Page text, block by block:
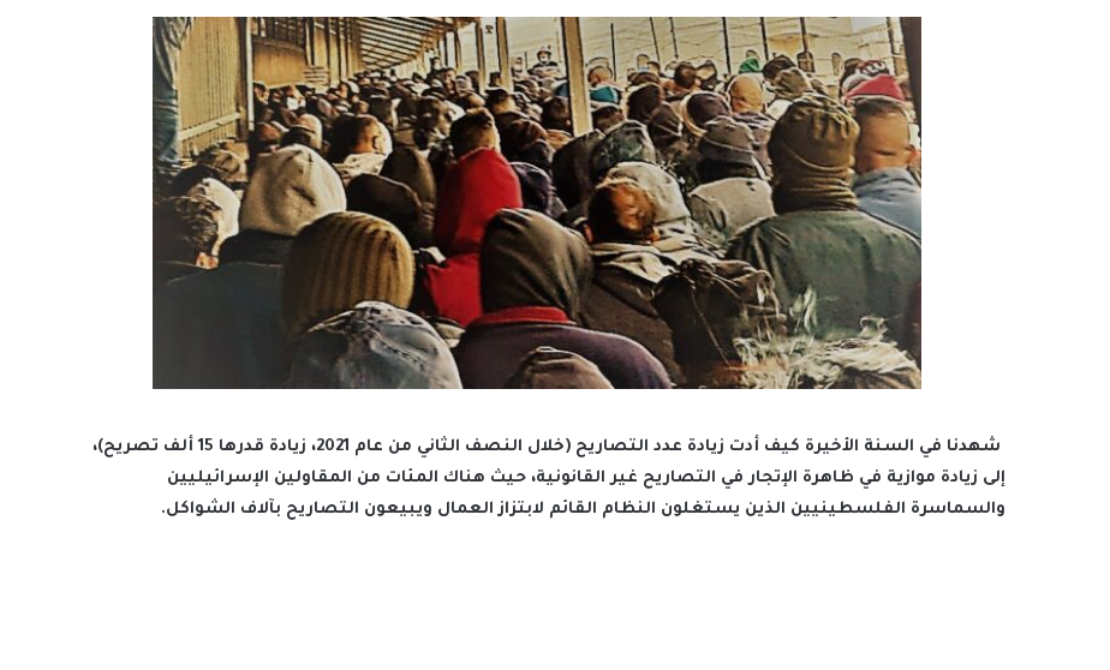
شهدنا في السنة الأخيرة كيف أدت زيادة عدد التصاريح (خلال النصف الثاني من عام 2021، زيادة قدرها 15 ألف تصريح)،
إلى زيادة موازية في ظاهرة الإتجار في التصاريح غير القانونية، حيث هناك المئات من المقاولين الإسرائيليين
والسماسرة الفلسطينيين الذين يستغلون النظام القائم لابتزاز العمال ويبيعون التصاريح بآلاف الشواكل.